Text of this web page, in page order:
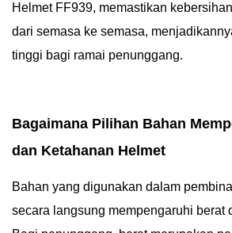
Helmet FF939, memastikan
dari semasa ke semasa,
tinggi bagi ramai penunggang.
Bagaimana Pilihan Bahan
dan Ketahanan Helmet
Bahan yang digunakan dalam
secara langsung mempengaruhi berat